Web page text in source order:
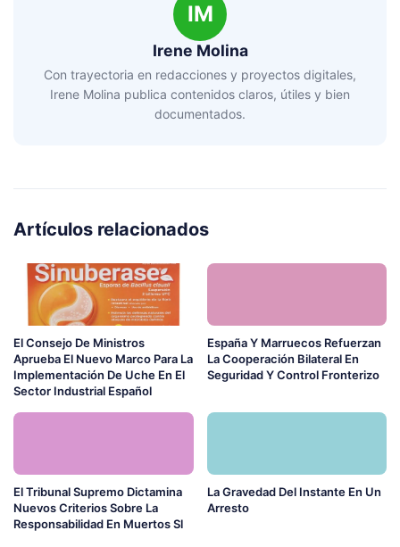
IM
Irene Molina
Con trayectoria en redacciones y proyectos digitales,
Irene Molina publica contenidos claros, útiles y bien
documentados.
Artículos relacionados
El Consejo De Ministros
Aprueba El Nuevo Marco Para La
Implementación De Uche En El
Sector Industrial Español
España Y Marruecos Refuerzan
La Cooperación Bilateral En
Seguridad Y Control Fronterizo
El Tribunal Supremo Dictamina
Nuevos Criterios Sobre La
Responsabilidad En Muertos Sl
La Gravedad Del Instante En Un
Arresto